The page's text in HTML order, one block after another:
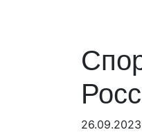
26.09.2023